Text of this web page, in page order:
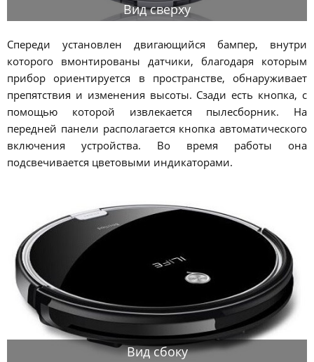
Вид сверху
Спереди установлен двигающийся бампер, внутри
которого вмонтированы датчики, благодаря которым
прибор ориентируется в пространстве, обнаруживает
препятствия и изменения высоты. Сзади есть кнопка, с
помощью которой извлекается пылесборник. На
передней панели располагается кнопка автоматического
включения устройства. Во время работы она
подсвечивается цветовыми индикаторами.
Вид сбоку